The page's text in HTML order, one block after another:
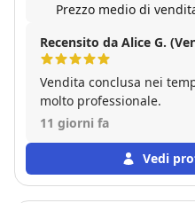
Prezzo medio di
Recensito da Alice G.
Vendita conclusa nei
molto professionale.
11 giorni fa
Vedi